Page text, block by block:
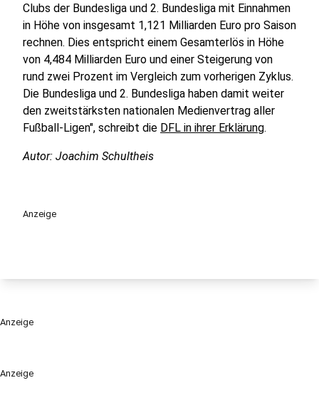
Anzeige
Clubs der Bundesliga und 2. Bundesliga mit Einnahmen
in Höhe von insgesamt 1,121 Milliarden Euro pro Saison
rechnen. Dies entspricht einem Gesamterlös in Höhe
von 4,484 Milliarden Euro und einer Steigerung von
rund zwei Prozent im Vergleich zum vorherigen Zyklus.
Die Bundesliga und 2. Bundesliga haben damit weiter
den zweitstärksten nationalen Medienvertrag aller
Fußball-Ligen", schreibt die DFL in ihrer Erklärung.
Autor: Joachim Schultheis
Anzeige
Anzeige